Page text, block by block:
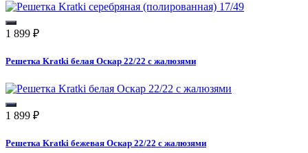
1 899 ₽
Решетка Kratki белая Оскар 22/22 с жалюзями
1 899 ₽
Решетка Kratki бежевая Оскар 22/22 с жалюзями